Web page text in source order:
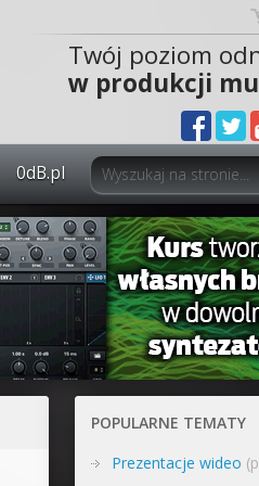
Twój poziom
w produkcji
0dB.pl
0dB.pl - informacje
Newsletter
Materiały dla mediów
Archiwum aktualności
POPULARNE TEMATY
Prezentacje wideo